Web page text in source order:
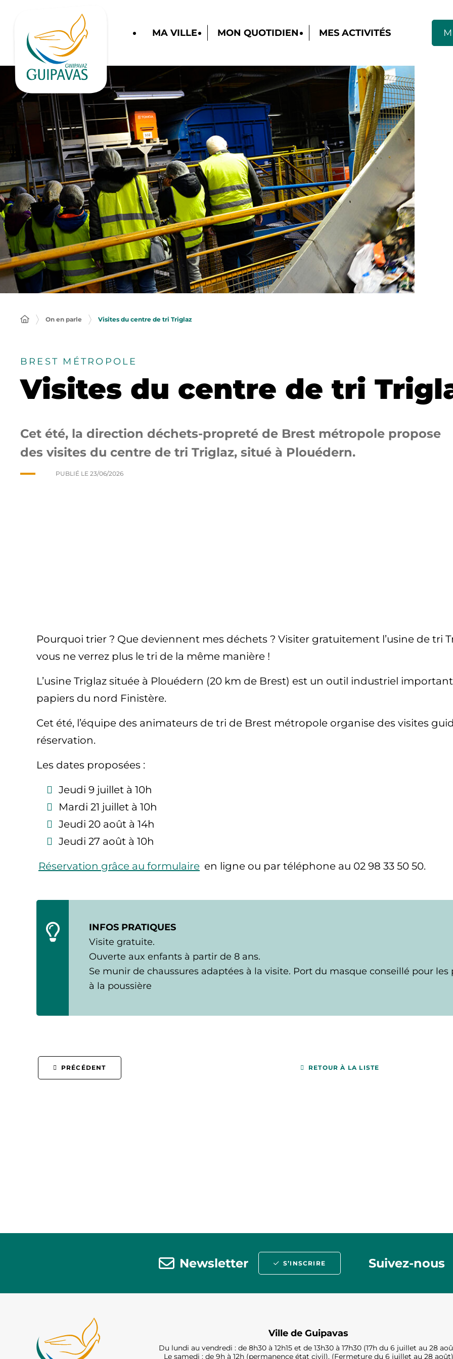
MA VILLE MON QUOTIDIEN MES ACTIVITÉS
On en parle Visites du centre de tri Triglaz
BREST MÉTROPOLE
Visites du centre de tri
Cet été, la direction déchets-propreté de Brest métropole propose
des visites du centre de tri Triglaz, situé à Plouédern.
PUBLIÉ LE 23/06/2026
Pourquoi trier ? Que deviennent mes déchets ? Visiter gratuitement l’usine de tri
vous ne verrez plus le tri de la même manière !
L’usine Triglaz située à Plouédern (20 km de Brest) est un outil industriel
papiers du nord Finistère.
Cet été, l’équipe des animateurs de tri de Brest métropole organise des visites
réservation.
Les dates proposées :
Jeudi 9 juillet à 10h
Mardi 21 juillet à 10h
Jeudi 20 août à 14h
Jeudi 27 août à 10h
Réservation grâce au formulaire en ligne ou par téléphone au 02 98 33 50 50.
INFOS PRATIQUES
Visite gratuite.
Ouverte aux enfants à partir de 8 ans.
Se munir de chaussures adaptées à la visite. Port du masque conseillé pour
à la poussière
PRÉCÉDENT RETOUR À LA LISTE
Newsletter S’INSCRIRE Suivez-nous
Ville de Guipavas
Du lundi au vendredi : de 8h30 à 12h15 et de 13h30 à 17h30 (17h du 6 juillet au 28
Le samedi : de 9h à 12h (permanence état civil). (Fermeture du 6 juillet au 28 août)